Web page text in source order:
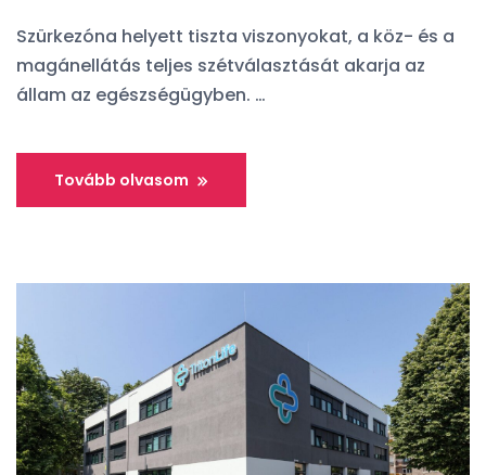
Szürkezóna helyett tiszta viszonyokat, a köz- és a
magánellátás teljes szétválasztását akarja az
állam az egészségügyben. …
Tovább olvasom